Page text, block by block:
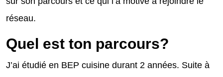
réseau.
Quel est ton parcours?
J’ai étudié en BEP cuisine durant 2 années. Suite à